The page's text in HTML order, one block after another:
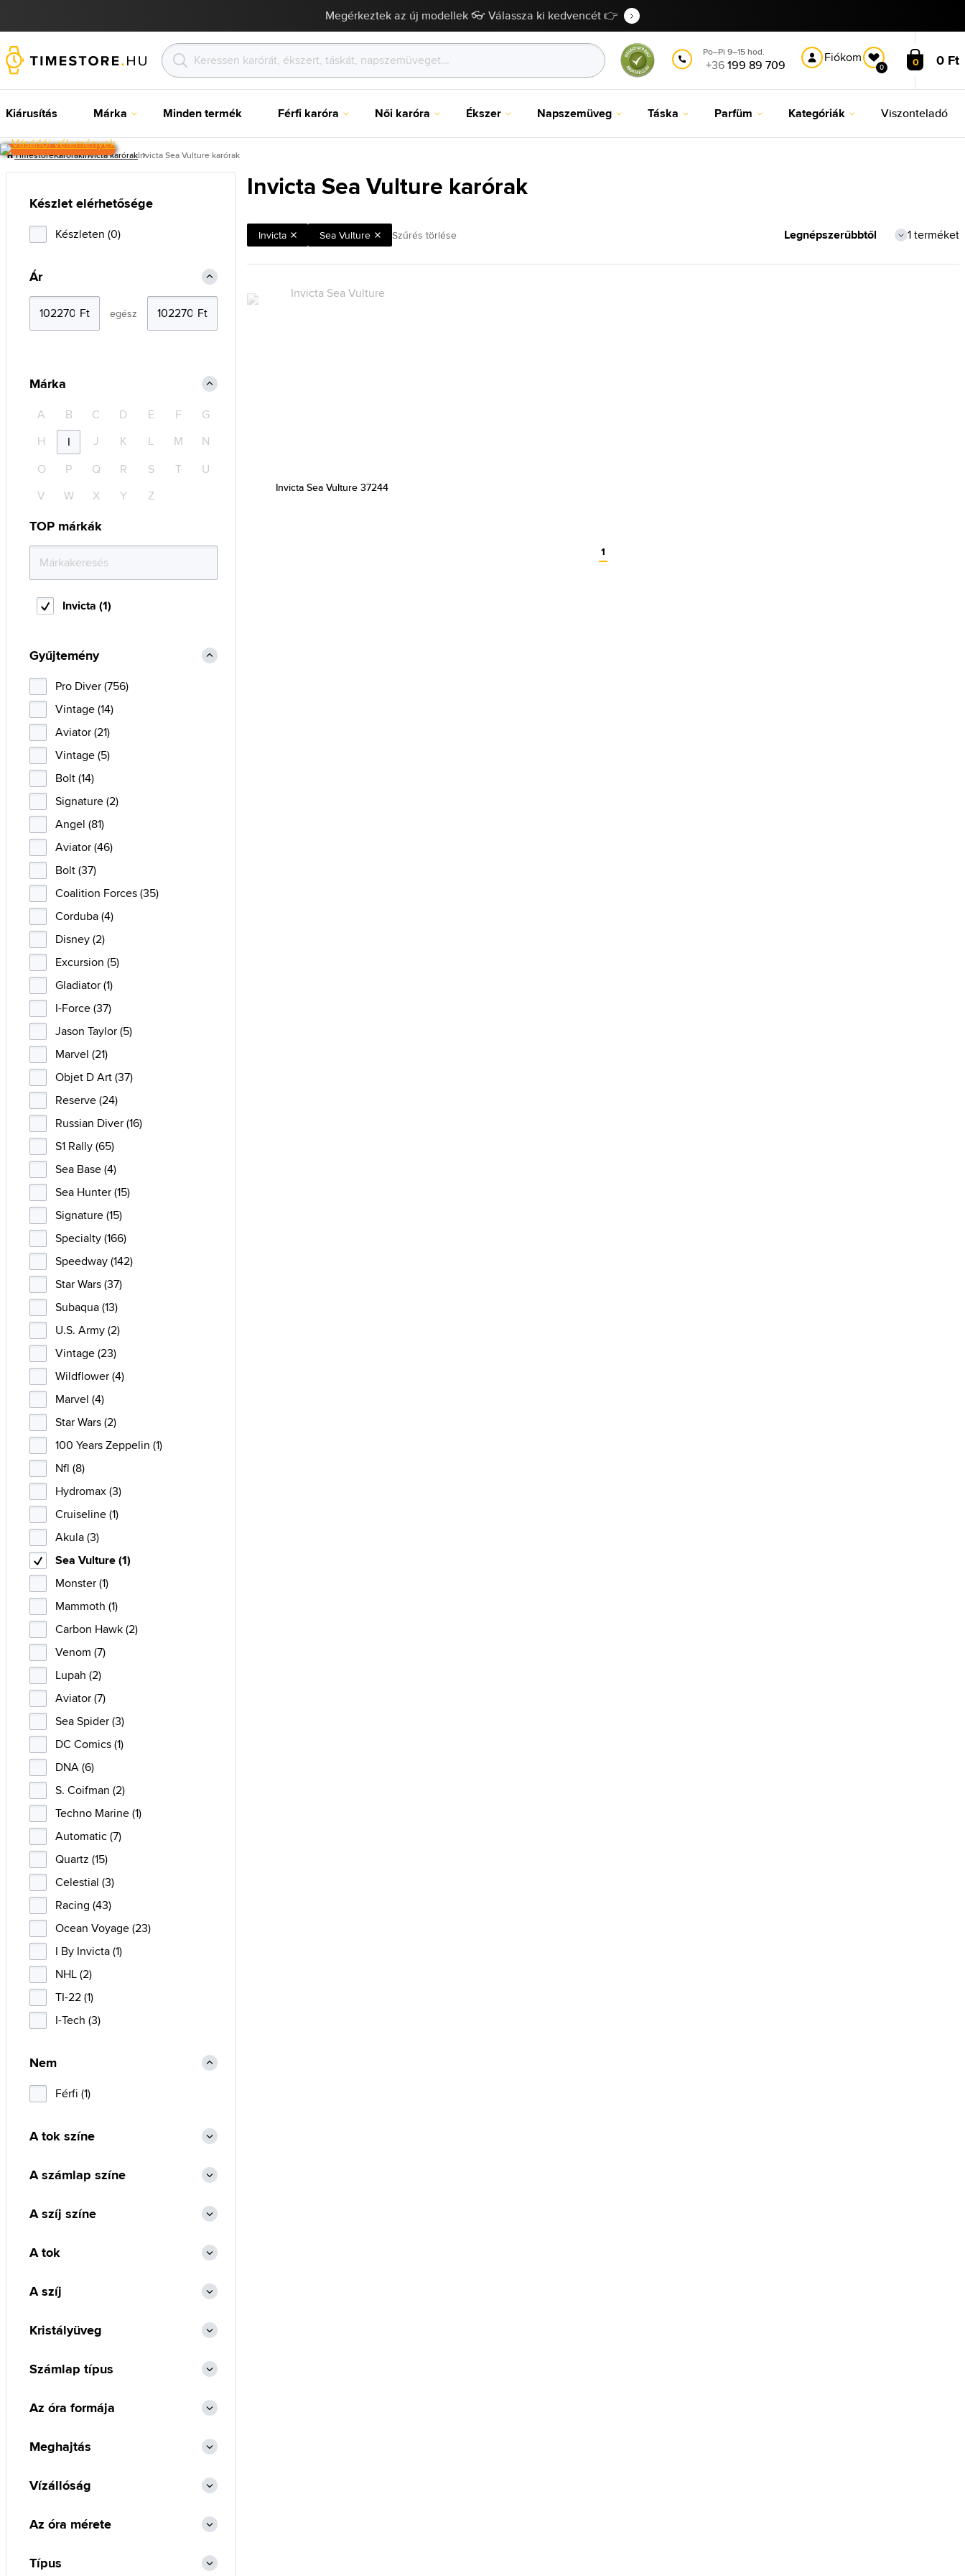
Megérkeztek az új modellek 👓 Válassza ki kedvencét 👉
Po–Pi 9–15 hod.
+36199 89 709 Fiókom
0 0 0 Ft
Kiárusítás Márka Minden termék Férfi karóra Női karóra Ékszer Napszemüveg Táska Parfüm Kategóriák Viszonteladó
TimestoreKarórakInvicta karórakInvicta Sea Vulture karórak
Invicta Sea Vulture karórak
Invicta Sea Vulture Szűrés törlése 1 terméket
Invicta Sea Vulture 37244
1
Készlet elérhetősége
Készleten (0)
Ár
egész
Márka
A B C D E F
G
H
I J K L M
N
O
P Q R S T
U
V
W X Y Z
TOP márkák
Invicta (1)
Gyűjtemény
Pro Diver (756)
Vintage (14)
Aviator (21)
Vintage (5)
Bolt (14)
Signature (2)
Angel (81)
Aviator (46)
Bolt (37)
Coalition Forces (35)
Corduba (4)
Disney (2)
Excursion (5)
Gladiator (1)
I-Force (37)
Jason Taylor (5)
Marvel (21)
Objet D Art (37)
Reserve (24)
Russian Diver (16)
S1 Rally (65)
Sea Base (4)
Sea Hunter (15)
Signature (15)
Specialty (166)
Speedway (142)
Star Wars (37)
Subaqua (13)
U.S. Army (2)
Vintage (23)
Wildflower (4)
Marvel (4)
Star Wars (2)
100 Years Zeppelin (1)
Nfl (8)
Hydromax (3)
Cruiseline (1)
Akula (3)
Sea Vulture (1)
Monster (1)
Mammoth (1)
Carbon Hawk (2)
Venom (7)
Lupah (2)
Aviator (7)
Sea Spider (3)
DC Comics (1)
DNA (6)
S. Coifman (2)
Techno Marine (1)
Automatic (7)
Quartz (15)
Celestial (3)
Racing (43)
Ocean Voyage (23)
I By Invicta (1)
NHL (2)
TI-22 (1)
I-Tech (3)
Nem
Férfi (1)
A tok színe
A számlap színe
A szíj színe
A tok
A szíj
Kristályüveg
Számlap típus
Az óra formája
Meghajtás
Vízállóság
Az óra mérete
Típus